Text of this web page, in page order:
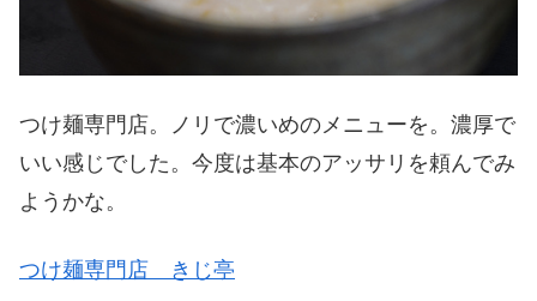
つけ麺専門店。ノリで濃いめのメニューを。濃厚で
いい感じでした。今度は基本のアッサリを頼んでみ
ようかな。
つけ麺専門店 きじ亭